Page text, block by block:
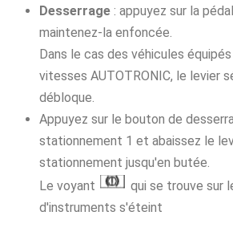
Desserrage: appuyez sur la
maintenez-la enfoncée.
Dans le cas des véhicules
vitesses AUTOTRONIC, le levier
débloque.
Appuyez sur le bouton de
stationnement 1 et abaissez le
stationnement jusqu'en butée.
Le voyant
qui se trouve sur
d'instruments s'éteint